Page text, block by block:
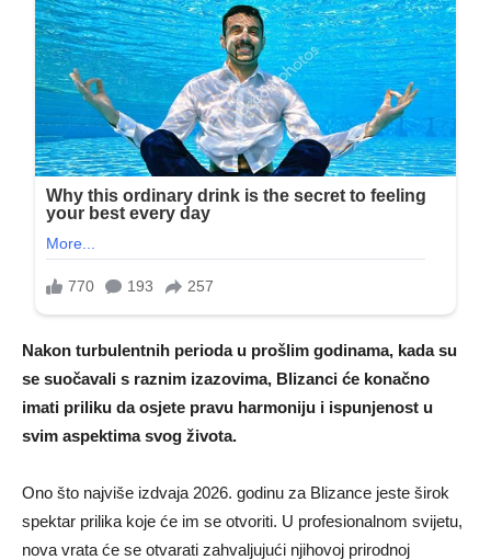
Nakon turbulentnih perioda u prošlim godinama, kada su
se suočavali s raznim izazovima, Blizanci će konačno
imati priliku da osjete pravu harmoniju i ispunjenost u
svim aspektima svog života.
Ono što najviše izdvaja 2026. godinu za Blizance jeste širok
spektar prilika koje će im se otvoriti. U profesionalnom svijetu,
nova vrata će se otvarati zahvaljujući njihovoj prirodnoj